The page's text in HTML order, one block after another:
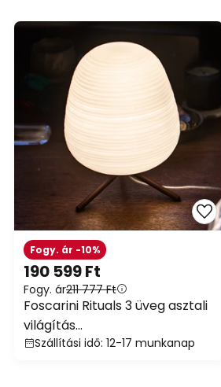
190 599 Ft
Fogy. ár211 777 Ft
Fogy. ár -10%
Foscarini Rituals 3 üveg asztali
világítás
fényerőszabályozóval
Szállítási idő: 12-17 munkanap